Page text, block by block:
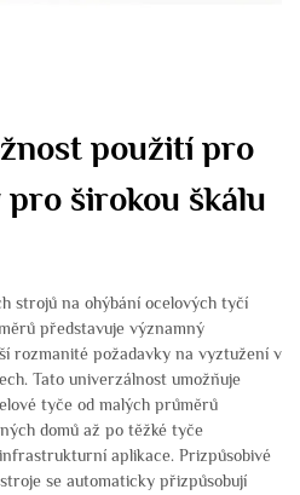
použití pro
širokou škálu
strojů na ohýbání ocelových tyčí
představuje významný
rozmanité požadavky na vyztužení v
Tato univerzálnost umožňuje
tyče od malých průměrů
domů až po těžké tyče
aplikace. Prizpůsobivé
se automaticky přizpůsobují